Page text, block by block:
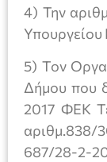
4) Την
5) Τον
Δήμου που
2017 ΦΕΚ
αριθμ.838/
687/28-2-